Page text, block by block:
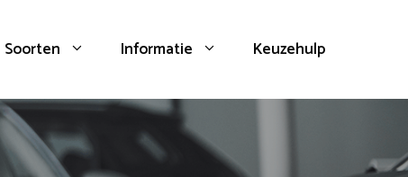
Soorten Informatie Keuzehulp